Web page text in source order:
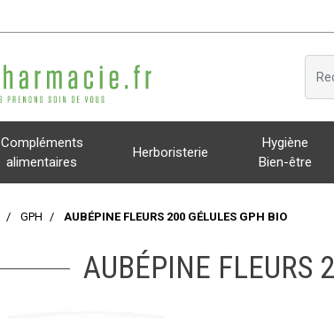
Compléments
alimentaires
Herboristerie
Hygiène
Bien-être
GPH AUBÉPINE FLEURS 200 GÉLULES GPH BIO
AUBÉPINE FLEURS